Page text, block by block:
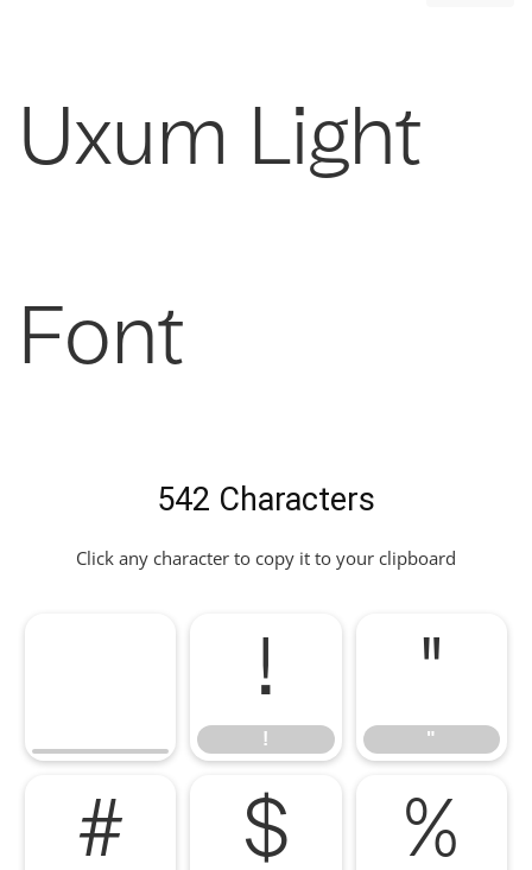
Uxum Light
Font
542 Characters
Click any character to copy it to your clipboard
!
!
"
"
# $ %